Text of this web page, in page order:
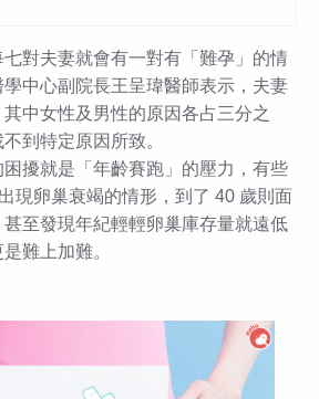
對夫妻就會有一對有「難孕」的情
中心副院長王呈瑋醫師表示，夫妻
中女性及男性的原因各占三分之
到特定原因所致。
擾就是「年齡賽跑」的壓力，有些
現卵巢衰竭的情形，到了 40 歲則面
至發現年紀輕輕卵巢庫存量就遠低
難上加難。